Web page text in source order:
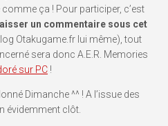
ça ! Pour participer, c’est
un commentaire sous cet
Otakugame.fr lui même), tout
sera donc A.E.R. Memories
sur PC !
Dimanche ^^ ! A l’issue des
évidemment clôt.